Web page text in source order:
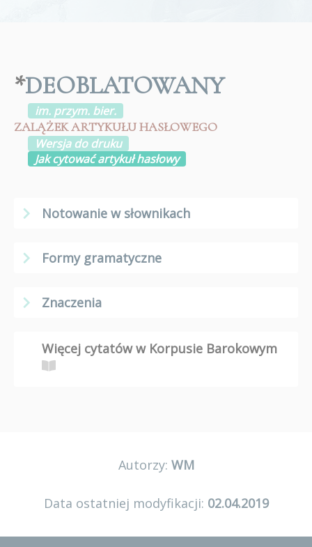
*DEOBLATOWANY
im. przym. bier.
ZALĄŻEK ARTYKUŁU HASŁOWEGO
Wersja do druku
Jak cytować artykuł hasłowy
Notowanie w słownikach
Formy gramatyczne
Znaczenia
Więcej cytatów w Korpusie Barokowym
Autorzy: WM
Data ostatniej modyfikacji: 02.04.2019